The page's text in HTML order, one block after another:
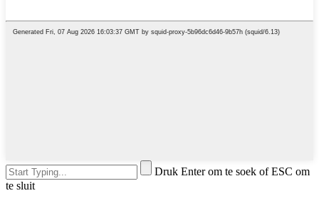
Druk Enter om te soek of ESC om
te sluit